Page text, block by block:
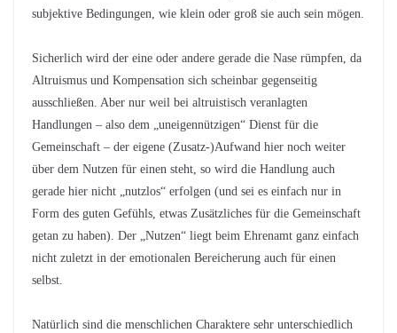
subjektive Bedingungen, wie klein oder groß sie auch sein mögen.
Sicherlich wird der eine oder andere gerade die Nase rümpfen, da
Altruismus und Kompensation sich scheinbar gegenseitig
ausschließen. Aber nur weil bei altruistisch veranlagten
Handlungen – also dem „uneigennützigen“ Dienst für die
Gemeinschaft – der eigene (Zusatz-)Aufwand hier noch weiter
über dem Nutzen für einen steht, so wird die Handlung auch
gerade hier nicht „nutzlos“ erfolgen (und sei es einfach nur in
Form des guten Gefühls, etwas Zusätzliches für die Gemeinschaft
getan zu haben). Der „Nutzen“ liegt beim Ehrenamt ganz einfach
nicht zuletzt in der emotionalen Bereicherung auch für einen
selbst.
Natürlich sind die menschlichen Charaktere sehr unterschiedlich